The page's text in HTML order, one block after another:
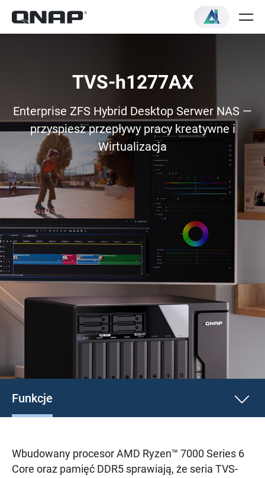
TVS-h1277AX
Enterprise ZFS Hybrid Desktop Serwer NAS —
przyspiesz przepływy pracy kreatywne i
Wirtualizacja
Funkcje
Wbudowany procesor AMD Ryzen™ 7000 Series 6
Core oraz pamięć DDR5 sprawiają, że seria TVS-